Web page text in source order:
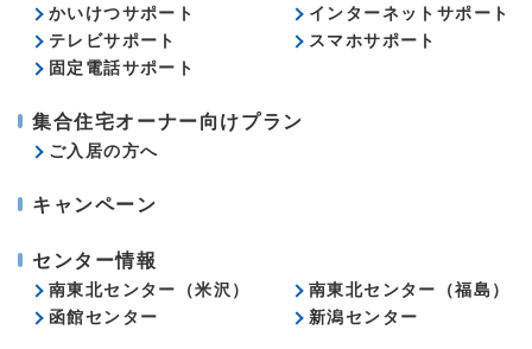
かいけつサポート
インターネットサポート
テレビサポート
スマホサポート
固定電話サポート
集合住宅オーナー向けプラン
ご入居の方へ
キャンペーン
センター情報
南東北センター（米沢）
南東北センター（福島）
函館センター
新潟センター